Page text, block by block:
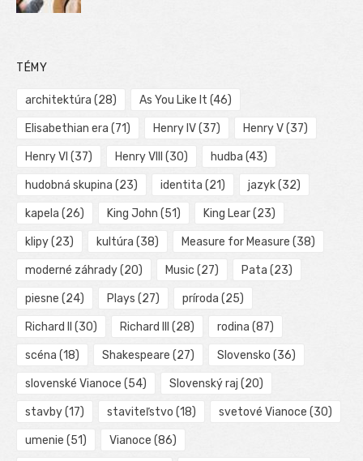
TÉMY
architektúra (28) As You Like It (46)
Elisabethian era (71) Henry IV(37) Henry V(37)
Henry VI (37) Henry VIII (30) hudba (43)
hudobná skupina (23) identita (21) jazyk(32)
kapela (26) King John (51) King Lear(23)
klipy(23) kultúra (38) Measure for Measure (38)
moderné záhrady(20) Music (27) Pata (23)
piesne (24) Plays (27) príroda (25)
Richard II (30) Richard III (28) rodina (87)
scéna (18) Shakespeare (27) Slovensko (36)
slovenské Vianoce (54) Slovenský raj (20)
stavby(17) staviteľstvo (18) svetové Vianoce (30)
umenie (51) Vianoce (86)